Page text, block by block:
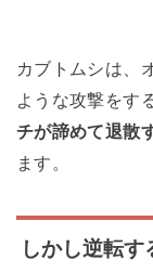
カブトムシは、
ような攻撃をす
チが諦めて退散
ます。
しかし逆転す